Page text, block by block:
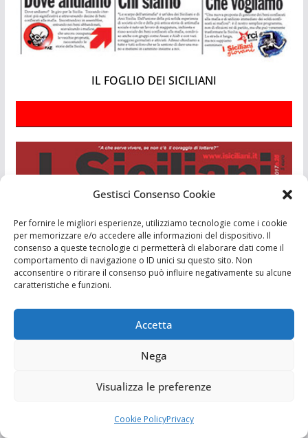
Gestisci Consenso Cookie
Per fornire le migliori esperienze, utilizziamo tecnologie come i cookie
per memorizzare e/o accedere alle informazioni del dispositivo. Il
consenso a queste tecnologie ci permetterà di elaborare dati come il
comportamento di navigazione o ID unici su questo sito. Non
acconsentire o ritirare il consenso può influire negativamente su alcune
caratteristiche e funzioni.
Accetta
Nega
Visualizza le preferenze
Cookie PolicyPrivacy
IL FOGLIO DEI SICILIANI